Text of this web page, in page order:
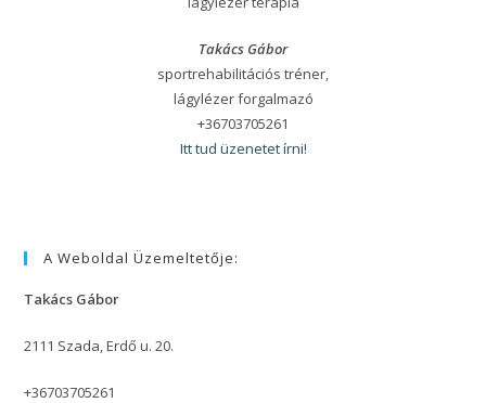
Takács Gábor
sportrehabilitációs tréner,
lágylézer forgalmazó
+36703705261
Itt tud üzenetet írni!
A Weboldal Üzemeltetője:
Takács Gábor
2111 Szada, Erdő u. 20.
+36703705261